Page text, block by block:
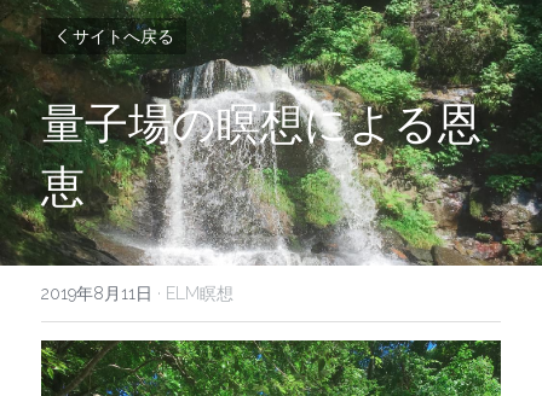
サイトへ戻る
量子場の瞑想による恩
恵
2019年8月11日 · ELM瞑想